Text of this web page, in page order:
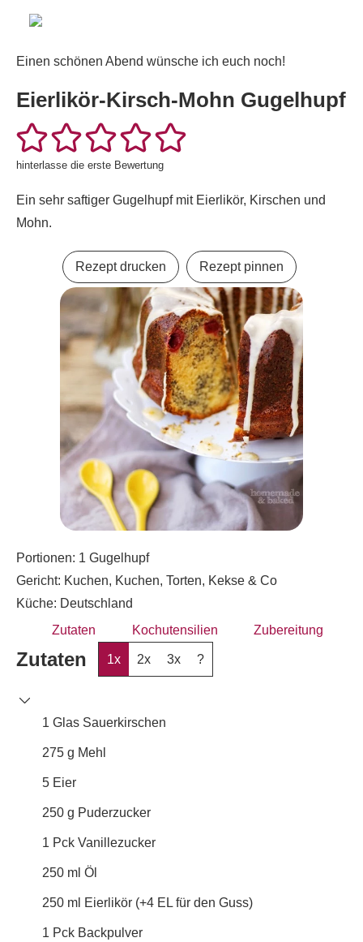
Einen schönen Abend wünsche ich euch noch!
Eierlikör-Kirsch-Mohn Gugelhupf
hinterlasse die erste Bewertung
Ein sehr saftiger Gugelhupf mit Eierlikör, Kirschen und
Mohn.
Rezept drucken Rezept pinnen
Portionen: 1 Gugelhupf
Gericht: Kuchen, Kuchen, Torten, Kekse & Co
Küche: Deutschland
Zutaten
Kochutensilien Zubereitung
Zutaten 1x 2x 3x ?
1 Glas Sauerkirschen
275 g Mehl
5 Eier
250 g Puderzucker
1 Pck Vanillezucker
250 ml Öl
250 ml Eierlikör (+4 EL für den Guss)
1 Pck Backpulver